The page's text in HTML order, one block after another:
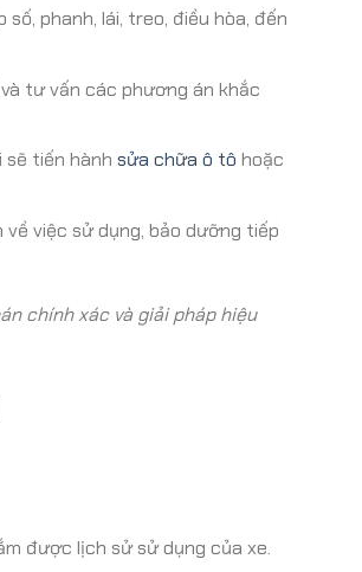
phanh, lái, treo, điều hòa, đến
tư vấn các phương án khắc
tiến hành sửa chữa ô tô hoặc
việc sử dụng, bảo dưỡng tiếp
chính xác và giải pháp hiệu
được lịch sử sử dụng của xe.